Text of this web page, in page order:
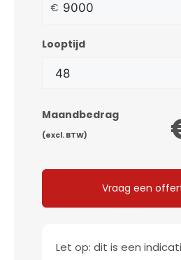
€
Looptijd
Maandbedrag
(excl. BTW)
Vraag een
Let op: dit is een